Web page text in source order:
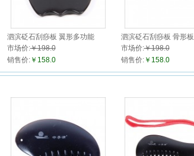
泗滨砭石刮痧板 翼形多功能
市场价:￥198.0
销售价:￥158.0
泗滨砭石刮痧板 骨形板
市场价:￥198.0
销售价:￥158.0